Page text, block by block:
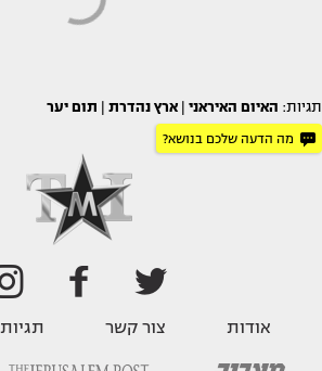
תגיות: האיום האיראני ארץ נהדרת תום יער
מה הדעה שלכם בנושא?
אודות צור קשר תגיות